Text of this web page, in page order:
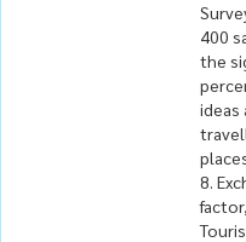
400
the
ideas
8.